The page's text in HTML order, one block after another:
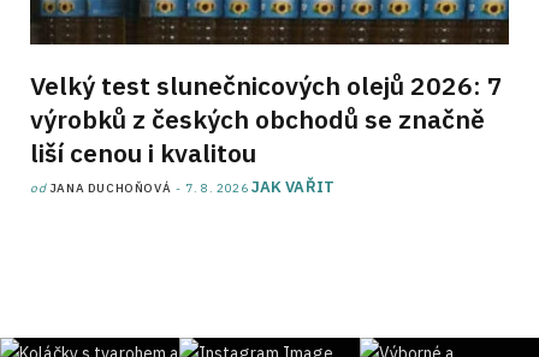
Velký test slunečnicových olejů 2026: 7
výrobků z českých obchodů se značně
liší cenou i kvalitou
od JANA DUCHOŇOVÁ 7. 8. 2026 JAK VAŘIT